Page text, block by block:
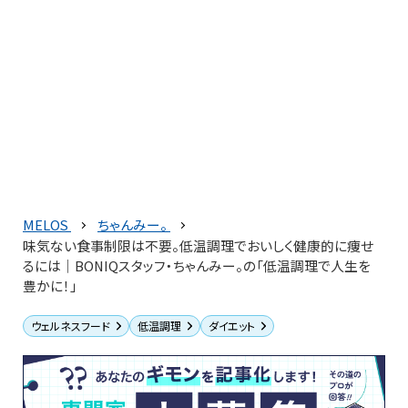
MELOS
ちゃんみー。
味気ない食事制限は不要。低温調理でおいしく健康的に痩せ
るには｜BONIQスタッフ・ちゃんみー。の「低温調理で人生を
豊かに！」
ウェルネスフード 低温調理 ダイエット